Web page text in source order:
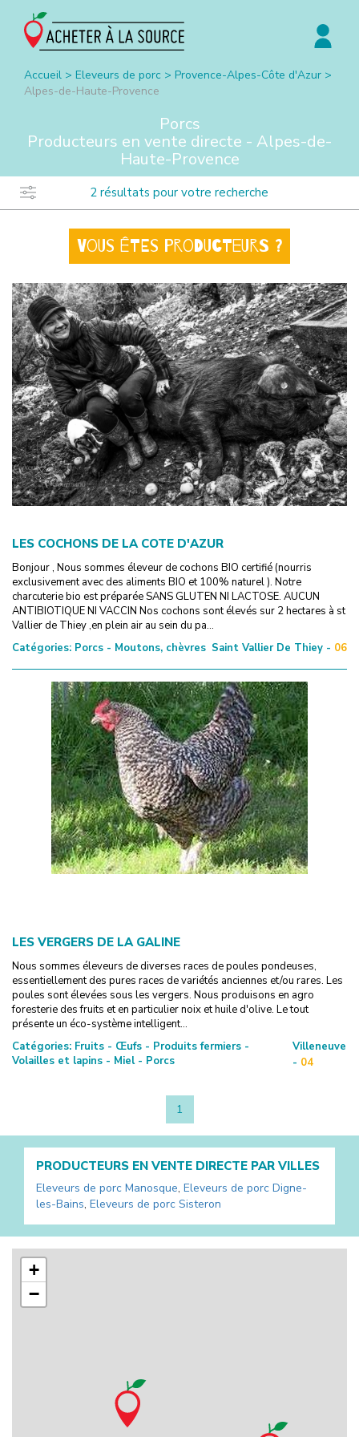
Accueil > Eleveurs de porc > Provence-Alpes-Côte d'Azur >
Alpes-de-Haute-Provence
Porcs
Producteurs en vente directe - Alpes-de-
Haute-Provence
2 résultats pour votre recherche
Vous êtes producteurs ?
LES COCHONS DE LA COTE D'AZUR
Bonjour , Nous sommes éleveur de cochons BIO certifié (nourris
exclusivement avec des aliments BIO et 100% naturel ). Notre
charcuterie bio est préparée SANS GLUTEN NI LACTOSE. AUCUN
ANTIBIOTIQUE NI VACCIN Nos cochons sont élevés sur 2 hectares à st
Vallier de Thiey ,en plein air au sein du pa...
Catégories: Porcs - Moutons, chèvres Saint Vallier De Thiey - 06
LES VERGERS DE LA GALINE
Nous sommes éleveurs de diverses races de poules pondeuses,
essentiellement des pures races de variétés anciennes et/ou rares. Les
poules sont élevées sous les vergers. Nous produisons en agro
foresterie des fruits et en particulier noix et huile d'olive. Le tout
présente un éco-système intelligent...
Catégories: Fruits - Œufs - Produits fermiers -
Volailles et lapins - Miel - Porcs
Villeneuve
- 04
1
PRODUCTEURS EN VENTE DIRECTE PAR VILLES
Eleveurs de porc Manosque, Eleveurs de porc Digne-
les-Bains, Eleveurs de porc Sisteron
+
−